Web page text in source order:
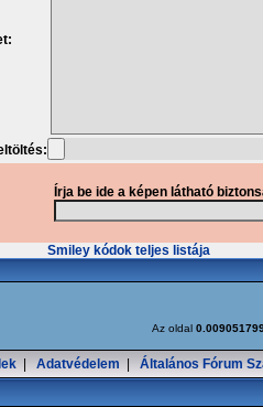
Írja be ide a képen látható
Smiley kódok teljes listája
Az oldal
Adatvédelem Általános Fórum